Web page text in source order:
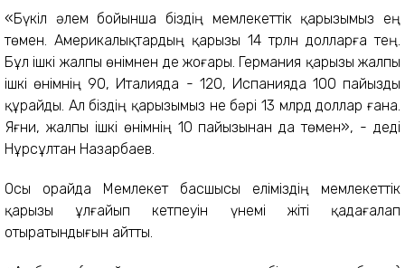
«Бүкіл әлем бойынша біздің мемлекеттік қарызымыз ең
төмен. Америкалықтардың қарызы 14 трлн долларға тең.
Бұл ішкі жалпы өнімнен де жоғары. Германия қарызы жалпы
ішкі өнімнің 90, Италияда - 120, Испанияда 100 пайызды
құрайды. Ал біздің қарызымыз не бәрі 13 млрд доллар ғана.
Яғни, жалпы ішкі өнімнің 10 пайызынан да төмен», - деді
Нұрсұлтан Назарбаев.
Осы орайда Мемлекет басшысы еліміздің мемлекеттік
қарызы ұлғайып кетпеуін үнемі жіті қадағалап
отыратындығын айтты.